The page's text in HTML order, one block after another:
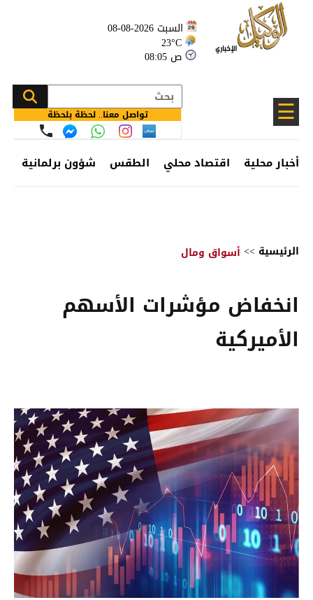
السبت 2026-08-08
23°C
08:05 ص
☰ تواصل معنا.. لحظة بلحظة
أخبار محلية اقتصاد محلي الطقس شؤون برلمانية
الرئيسية >> أسواق ومال
انخفاض مؤشرات الأسهم
الأميركية